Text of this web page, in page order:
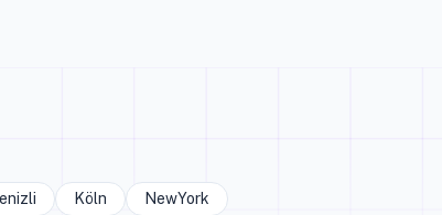
Köln NewYork